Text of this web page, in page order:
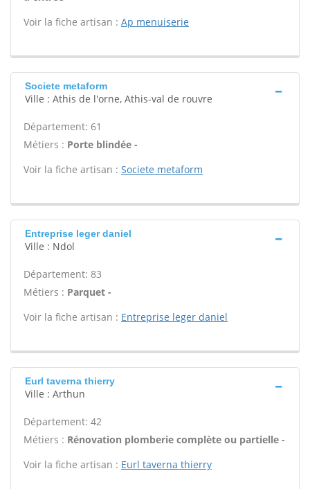
Voir la fiche artisan : Ap menuiserie
Societe metaform
Ville : Athis de l'orne, Athis-val de rouvre
Département: 61
Métiers : Porte blindée -
Voir la fiche artisan : Societe metaform
Entreprise leger daniel
Ville : Ndol
Département: 83
Métiers : Parquet -
Voir la fiche artisan : Entreprise leger daniel
Eurl taverna thierry
Ville : Arthun
Département: 42
Métiers : Rénovation plomberie complète ou partielle -
Voir la fiche artisan : Eurl taverna thierry